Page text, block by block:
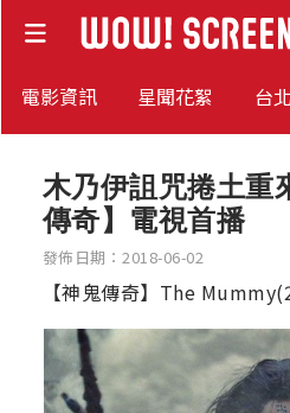
電影資訊 星聞花絮 台
木乃伊詛咒捲土重
傳奇】電視首播
發佈日期：2018-06-02
【神鬼傳奇】The